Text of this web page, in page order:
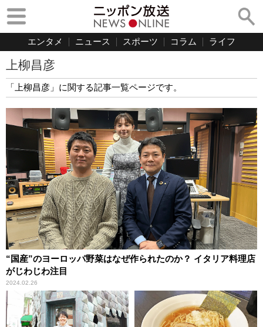
エンタメ ニュース スポーツ コラム ライフ
上柳昌彦
「上柳昌彦」に関する記事一覧ページです。
“国産”のヨーロッパ野菜はなぜ作られたのか？ イタリア料理店
がじわじわ注目
2024.02.26